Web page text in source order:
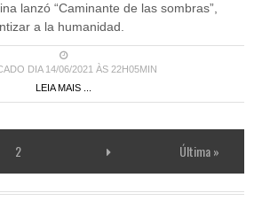
lanzó “Caminante de las sombras”,
a la humanidad.
DIA 14/06/2021 ÀS 22H05MIN
LEIA MAIS ...
2 Última »